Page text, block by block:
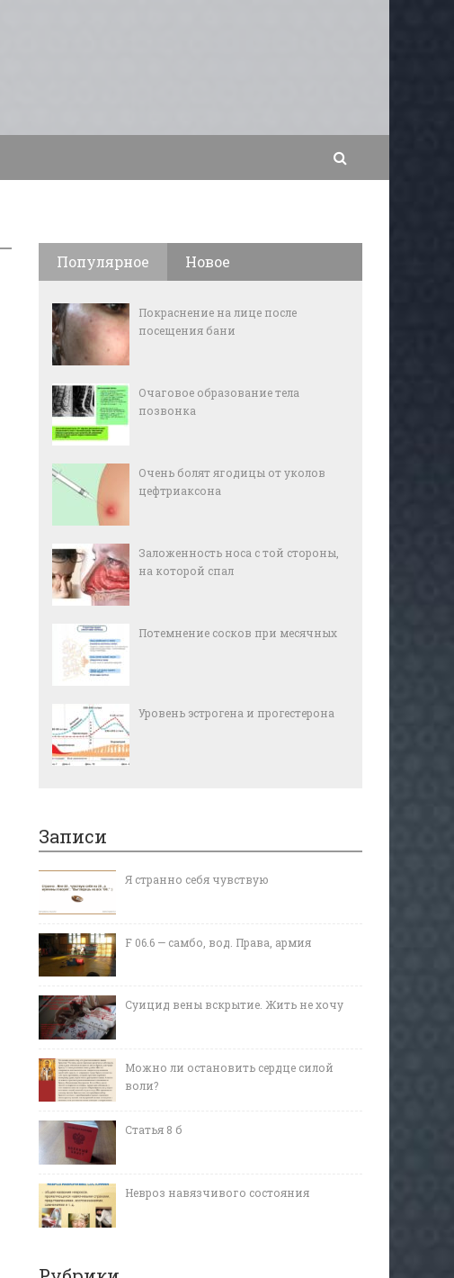
Популярное Новое
Покраснение на лице после
посещения бани
Очаговое образование тела
позвонка
Очень болят ягодицы от уколов
цефтриаксона
Заложенность носа с той стороны,
на которой спал
Потемнение сосков при месячных
Уровень эстрогена и прогестерона
Записи
Я странно себя чувствую
F 06.6 — самбо, вод. Права, армия
Суицид вены вскрытие. Жить не хочу
Можно ли остановить сердце силой
воли?
Статья 8 б
Невроз навязчивого состояния